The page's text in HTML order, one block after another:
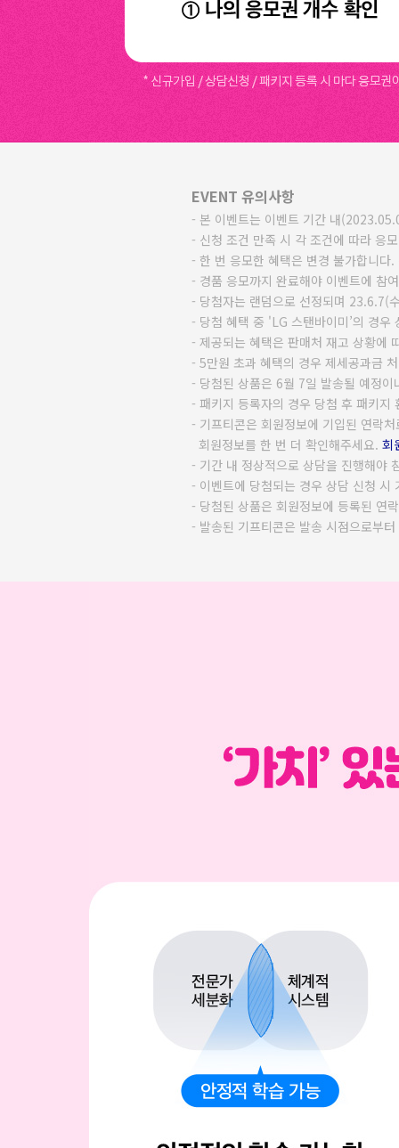
EVENT 유의사항
본 이벤트는 이벤트 기간 내
신청 조건 만족 시 각 조건에 따라 응
한 번 응모한 혜택은 변경 불가합니다
경품 응모까지 완료해야 이벤트에 참
당첨자는 랜덤으로 선정되며 23.6.7(
당첨 혜택 중 'LG 스탠바이미’의 경
제공되는 혜택은 판매처 재고 상황에
5만원 초과 혜택의 경우 제세공과금
당첨된 상품은 6월 7일 발송될 예정
패키지 등록자의 경우 당첨 후 패키지
기프티콘은 회원정보에 기입된 연락
회원정보를 한 번 더 확인해주세요. 회
기간 내 정상적으로 상담을 진행해야
이벤트에 당첨되는 경우 상담 신청
당첨된 상품은 회원정보에 등록된 연
발송된 기프티콘은 발송 시점으로부